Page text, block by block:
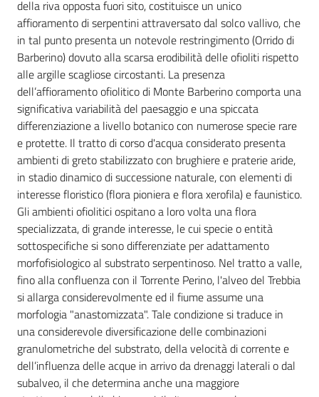
della riva opposta fuori sito, costituisce un unico
affioramento di serpentini attraversato dal solco vallivo, che
in tal punto presenta un notevole restringimento (Orrido di
Barberino) dovuto alla scarsa erodibilità delle ofioliti rispetto
alle argille scagliose circostanti. La presenza
dell’affioramento ofiolitico di Monte Barberino comporta una
significativa variabilità del paesaggio e una spiccata
differenziazione a livello botanico con numerose specie rare
e protette. Il tratto di corso d'acqua considerato presenta
ambienti di greto stabilizzato con brughiere e praterie aride,
in stadio dinamico di successione naturale, con elementi di
interesse floristico (flora pioniera e flora xerofila) e faunistico.
Gli ambienti ofiolitici ospitano a loro volta una flora
specializzata, di grande interesse, le cui specie o entità
sottospecifiche si sono differenziate per adattamento
morfofisiologico al substrato serpentinoso. Nel tratto a valle,
fino alla confluenza con il Torrente Perino, l'alveo del Trebbia
si allarga considerevolmente ed il fiume assume una
morfologia "anastomizzata". Tale condizione si traduce in
una considerevole diversificazione delle combinazioni
granulometriche del substrato, della velocità di corrente e
dell’influenza delle acque in arrivo da drenaggi laterali o dal
subalveo, il che determina anche una maggiore